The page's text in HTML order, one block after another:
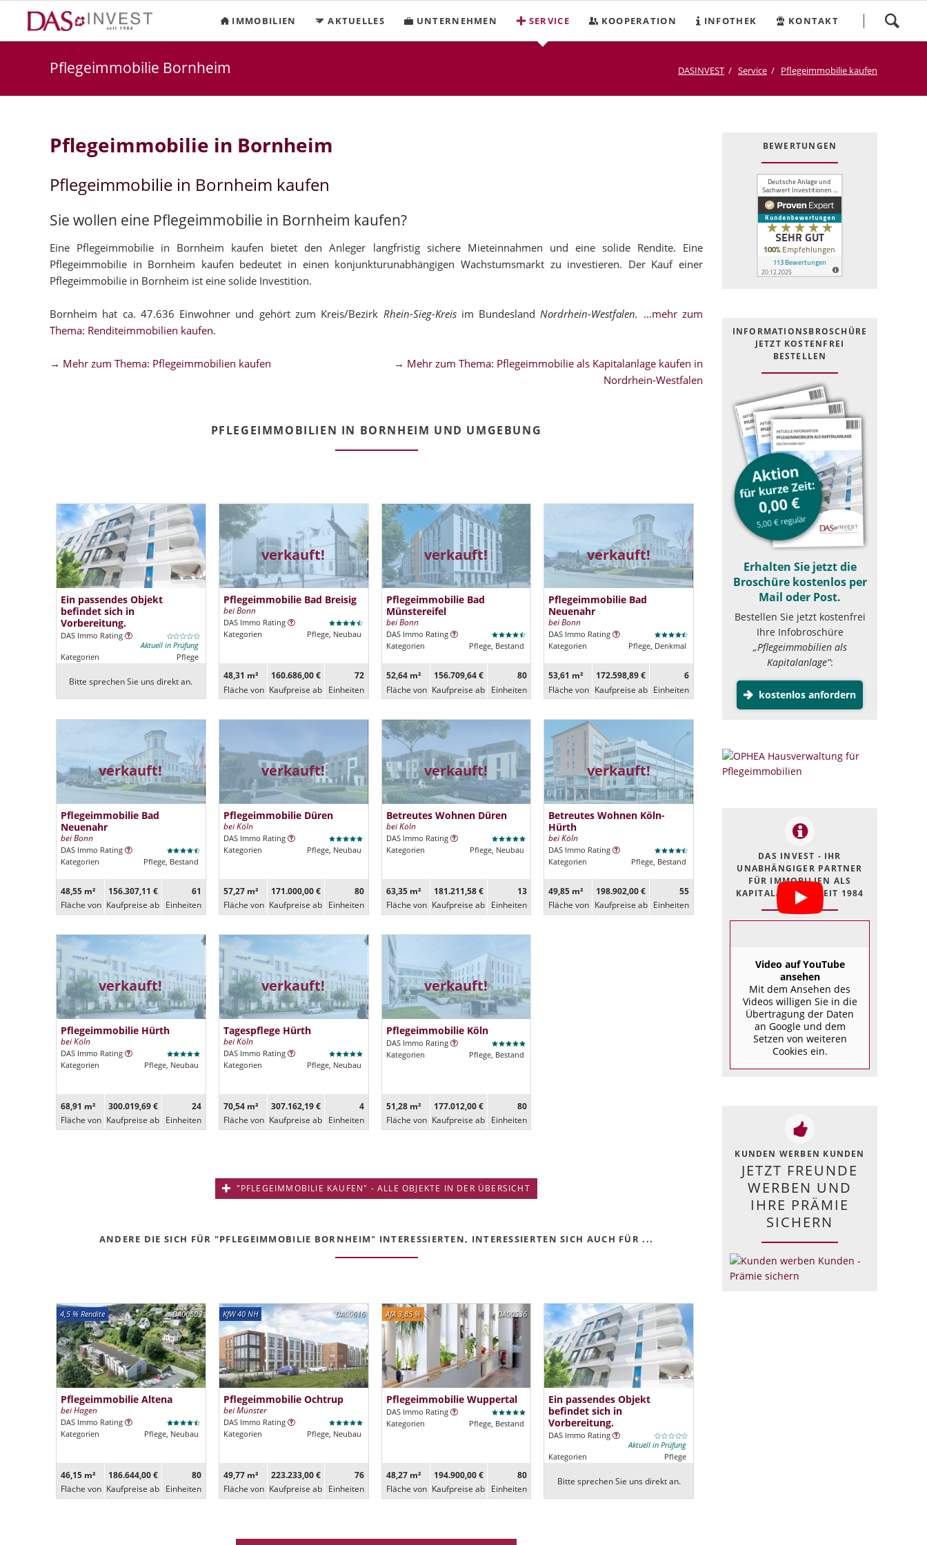
überspringen
IMMOBILIEN AKTUELLES UNTERNEHMEN SERVICE KOOPERATION INFOTHEK KONTAKT
Pflegeimmobilie Bornheim DASINVEST Service Pflegeimmobilie kaufen
Pflegeimmobilie in Bornheim
Pflegeimmobilie in Bornheim kaufen
Sie wollen eine Pflegeimmobilie in Bornheim kaufen?
Eine Pflegeimmobilie in Bornheim kaufen bietet den Anleger langfristig sichere Mieteinnahmen und eine solide Rendite. Eine
Pflegeimmobilie in Bornheim kaufen bedeutet in einen konjunkturunabhängigen Wachstumsmarkt zu investieren. Der Kauf einer
Pflegeimmobilie in Bornheim ist eine solide Investition.
Bornheim hat ca. 47.636 Einwohner und gehört zum Kreis/Bezirk Rhein-Sieg-Kreisim BundeslandNordrhein-Westfalen. ...mehr zum
Thema: Renditeimmobilien kaufen.
→ Mehr zum Thema: Pflegeimmobilien kaufen
→ Mehr zum Thema: Pflegeimmobilie als Kapitalanlage kaufen in
Nordrhein-Westfalen
PFLEGEIMMOBILIEN IN BORNHEIM UND UMGEBUNG
Ein passendes Objekt
befindet sich in
Vorbereitung.
DAS Immo Rating
Aktuell in Prüfung
Kategorien
Pflege
Bitte sprechen Sie uns direkt an.
verkauft!
Pflegeimmobilie Bad Breisig
bei Bonn
DAS Immo Rating
Kategorien
Pflege, Neubau
48,31 m²
Fläche von
160.686,00 €
Kaufpreise ab
72
Ein­heiten
verkauft!
Pflegeimmobilie Bad
Münstereifel
bei Bonn
DAS Immo Rating
Kategorien
Pflege, Bestand
52,64 m²
Fläche von
156.709,64 €
Kaufpreise ab
80
Ein­heiten
verkauft!
Pflegeimmobilie Bad
Neuenahr
bei Bonn
DAS Immo Rating
Kategorien
Pflege, Denkmal
53,61 m²
Fläche von
172.598,89 €
Kaufpreise ab
6
Ein­heiten
verkauft!
Pflegeimmobilie Bad
Neuenahr
bei Bonn
DAS Immo Rating
Kategorien
Pflege, Bestand
48,55 m²
Fläche von
156.307,11 €
Kaufpreise ab
61
Ein­heiten
verkauft!
Pflegeimmobilie Düren
bei Köln
DAS Immo Rating
Kategorien
Pflege, Neubau
57,27 m²
Fläche von
171.000,00 €
Kaufpreise ab
80
Ein­heiten
verkauft!
Betreutes Wohnen Düren
bei Köln
DAS Immo Rating
Kategorien
Pflege, Neubau
63,35 m²
Fläche von
181.211,58 €
Kaufpreise ab
13
Ein­heiten
verkauft!
Betreutes Wohnen Köln-
Hürth
bei Köln
DAS Immo Rating
Kategorien
Pflege, Bestand
49,85 m²
Fläche von
198.902,00 €
Kaufpreise ab
55
Ein­heiten
verkauft!
Pflegeimmobilie Hürth
bei Köln
DAS Immo Rating
Kategorien
Pflege, Neubau
68,91 m²
Fläche von
300.019,69 €
Kaufpreise ab
24
Ein­heiten
verkauft!
Tagespflege Hürth
bei Köln
DAS Immo Rating
Kategorien
Pflege, Neubau
70,54 m²
Fläche von
307.162,19 €
Kaufpreise ab
4
Ein­heiten
verkauft!
Pflegeimmobilie Köln
DAS Immo Rating
Kategorien
Pflege, Bestand
51,28 m²
Fläche von
177.012,00 €
Kaufpreise ab
80
Ein­heiten
"PFLEGEIMMOBILIE KAUFEN" - ALLE OBJEKTE IN DER ÜBERSICHT
ANDERE DIE SICH FÜR "PFLEGEIMMOBILIE BORNHEIM" INTERESSIERTEN, INTERESSIERTEN SICH AUCH FÜR ...
DA00609
4,5 % Rendite
Pflegeimmobilie Altena
bei Hagen
DAS Immo Rating
Kategorien
Pflege, Neubau
46,15 m²
Fläche von
186.644,00 €
Kaufpreise ab
80
Ein­heiten
DA00616
KfW 40 NH
Pflegeimmobilie Ochtrup
bei Münster
DAS Immo Rating
Kategorien
Pflege, Neubau
49,77 m²
Fläche von
223.233,00 €
Kaufpreise ab
76
Ein­heiten
DA00536
AfA 3,85 %
Pflegeimmobilie Wuppertal
DAS Immo Rating
Kategorien
Pflege, Bestand
48,27 m²
Fläche von
194.900,00 €
Kaufpreise ab
80
Ein­heiten
Ein passendes Objekt
befindet sich in
Vorbereitung.
DAS Immo Rating
Aktuell in Prüfung
Kategorien
Pflege
Bitte sprechen Sie uns direkt an.
BEWERTUNGEN
INFOR­MATIONS­BROSCHÜRE
JETZT KOSTEN­FREI
BESTELLEN
Erhalten Sie jetzt die
Broschüre kostenlos per
Mail oder Post.
Bestellen Sie jetzt kostenfrei
Ihre Infobroschüre
„Pflegeimmobilien als
Kapitalanlage”:
kostenlos anfordern
DAS INVEST - IHR
UNABHÄNGIGER PARTNER
FÜR IMMOBILIEN ALS
KAPITALANLAGE SEIT 1984
Video auf YouTube
ansehen
Mit dem Ansehen des
Videos willigen Sie in die
Übertragung der Daten
an Google und dem
Setzen von weiteren
Cookies ein.
KUNDEN WERBEN KUNDEN
JETZT FREUNDE
WERBEN UND
IHRE PRÄMIE
SICHERN